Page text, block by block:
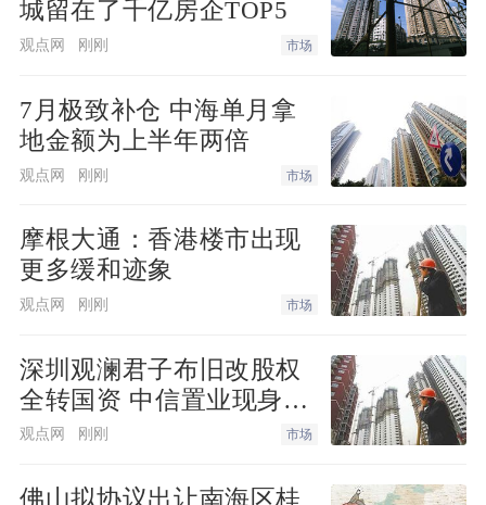
户型居室： 3室2厅2卫
建筑面积：
户型分布： 暂无资料
户型亮点：
【精选楼盘三】 香港置地招商蛇口嘉景湾
城留在了千亿房企TOP5
观点网 刚刚 市场
7月极致补仓 中海单月拿
地金额为上半年两倍
观点网 刚刚 市场
摩根大通：香港楼市出现
更多缓和迹象
观点网 刚刚 市场
深圳观澜君子布旧改股权
全转国资 中信置业现身动
工仪式
观点网 刚刚 市场
佛山拟协议出让南海区桂